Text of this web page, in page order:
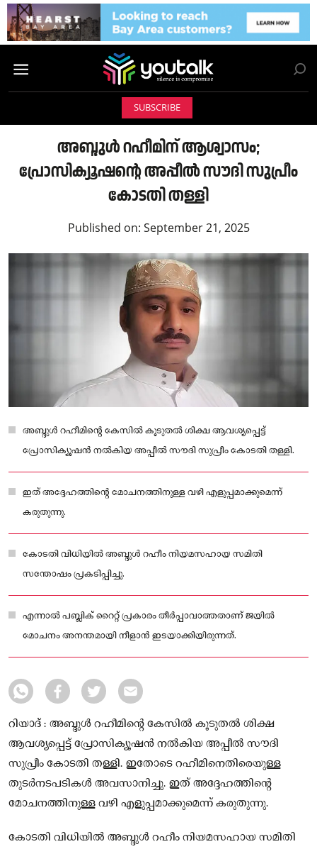
SUBSCRIBE
അബ്ദുൾ റഹീമിന് ആശ്വാസം;
പ്രോസിക്യൂഷന്റെ അപ്പീൽ സൗദി സുപ്രീം
കോടതി തള്ളി
Published on: September 21, 2025
അബ്ദുൾ റഹീമിന്റെ കേസിൽ കൂടുതൽ ശിക്ഷ ആവശ്യപ്പെട്ട്
പ്രോസിക്യൂഷൻ നൽകിയ അപ്പീൽ സൗദി സുപ്രീം കോടതി തള്ളി.
ഇത് അദ്ദേഹത്തിന്റെ മോചനത്തിനുള്ള വഴി എളുപ്പമാക്കുമെന്ന്
കരുതുന്നു.
കോടതി വിധിയിൽ അബ്ദുൾ റഹീം നിയമസഹായ സമിതി
സന്തോഷം പ്രകടിപ്പിച്ചു.
എന്നാൽ പബ്ലിക്​ റൈറ്റ്​ പ്രകാരം തീർപ്പാവാത്തതാണ്​ ജയിൽ
മോചനം അനന്തമായി നീളാൻ ഇടയാക്കിയിരുന്നത്​​.
റിയാദ് : അബ്ദുൾ റഹീമിന്റെ കേസിൽ കൂടുതൽ ശിക്ഷ
ആവശ്യപ്പെട്ട് പ്രോസിക്യൂഷൻ നൽകിയ അപ്പീൽ സൗദി
സുപ്രീം കോടതി തള്ളി. ഇതോടെ റഹീമിനെതിരെയുള്ള
തുടർനടപടികൾ അവസാനിച്ചു. ഇത് അദ്ദേഹത്തിന്റെ
മോചനത്തിനുള്ള വഴി എളുപ്പമാക്കുമെന്ന് കരുതുന്നു.
കോടതി വിധിയിൽ അബ്ദുൾ റഹീം നിയമസഹായ സമിതി